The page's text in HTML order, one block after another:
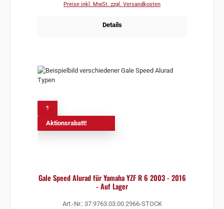
Preise inkl. MwSt. zzgl. Versandkosten
Details
Aktionsrabatt!
Gale Speed Alurad für Yamaha YZF R 6 2003 - 2016
- Auf Lager
Art.-Nr.: 37.9763.03.00.2966-STOCK